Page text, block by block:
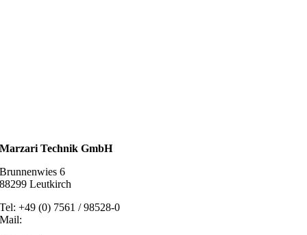
Marzari Technik GmbH
Brunnenwies 6
88299 Leutkirch
Tel: +49 (0) 7561 / 98528-0
Mail: